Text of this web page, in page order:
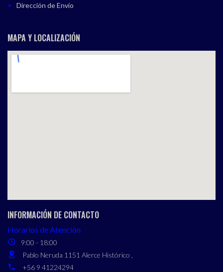
Dirección de Envío
MAPA Y LOCALIZACIÓN
INFORMACIÓN DE CONTACTO
Horarios de Atención
9:00 - 18:00
Pablo Neruda 1151 Alerce Histórico ,
+56 9 41224294